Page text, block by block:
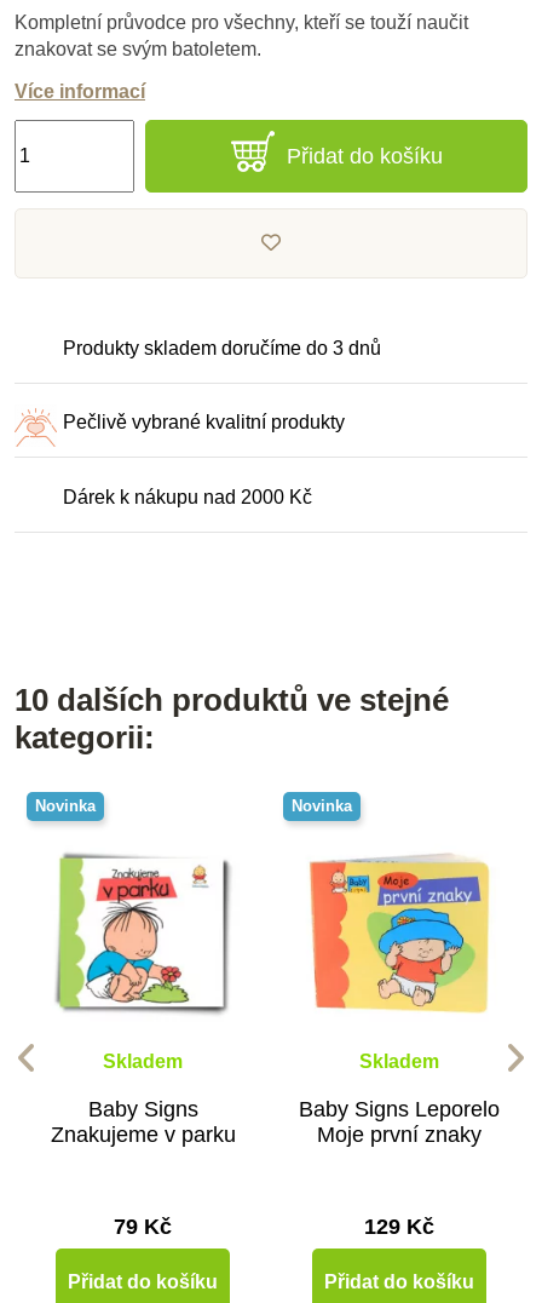
Kompletní průvodce pro všechny, kteří se touží naučit
znakovat se svým batoletem.
Více informací
Přidat do košíku
Produkty skladem doručíme do 3 dnů
Pečlivě vybrané kvalitní produkty
Dárek k nákupu nad 2000 Kč
10 dalších produktů ve stejné
kategorii:
Novinka
Skladem
Baby Signs
Znakujeme v parku
79 Kč
Přidat do košíku
Novinka
Skladem
Baby Signs Leporelo
Moje první znaky
129 Kč
Přidat do košíku